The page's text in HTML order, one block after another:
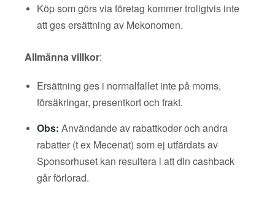
Köp som görs via företag kommer troligtvis inte
att ges ersättning av Mekonomen.
Allmänna villkor:
Ersättning ges i normalfallet inte på moms,
försäkringar, presentkort och frakt.
Obs: Användande av rabattkoder och andra
rabatter (t ex Mecenat) som ej utfärdats av
Sponsorhuset kan resultera i att din cashback
går förlorad.